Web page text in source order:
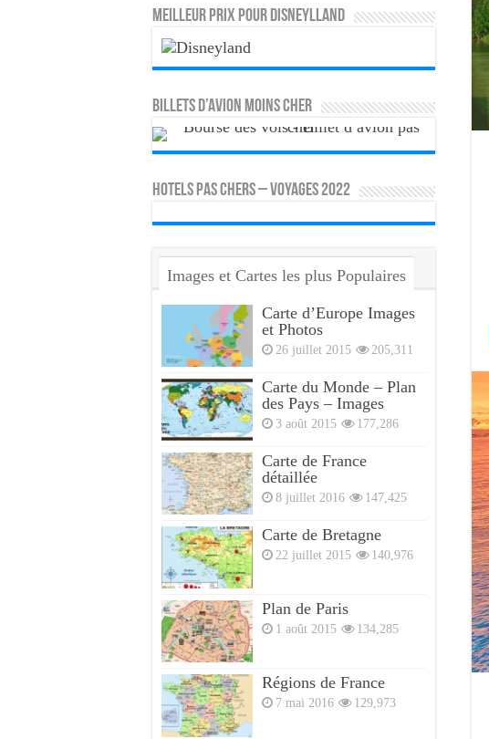
MEILLEUR PRIX POUR DISNEYLLAND
Billets d’avion moins cher
HOTELS PAS CHERS – VOYAGES 2022
Images et Cartes les plus Populaires
Carte d’Europe Images
et Photos
26 juillet 2015 205,311
Carte du Monde – Plan
des Pays – Images
3 août 2015 177,286
Carte de France
détaillée
8 juillet 2016 147,425
Carte de Bretagne
22 juillet 2015 140,976
Plan de Paris
1 août 2015 134,285
Régions de France
7 mai 2016 129,973